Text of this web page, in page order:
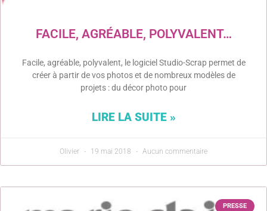
FACILE, AGRÉABLE, POLYVALENT…
Facile, agréable, polyvalent, le logiciel Studio-Scrap permet de
créer à partir de vos photos et de nombreux modèles de
projets : du décor photo pour
LIRE LA SUITE »
Olivier 19 mai 2018 Aucun commentaire
PRESSE